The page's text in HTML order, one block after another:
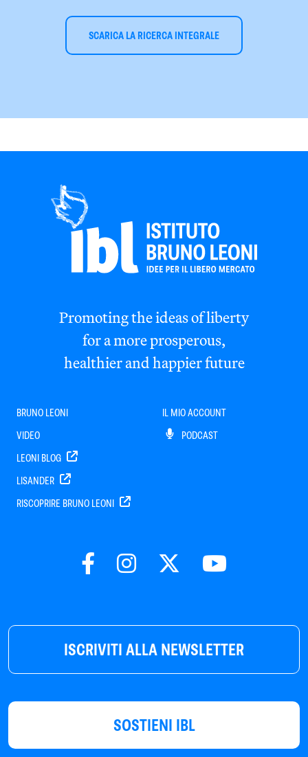
SCARICA LA RICERCA INTEGRALE
ISCRIVITI ALLA NEWSLETTER
SOSTIENI IBL
Promoting the ideas of liberty
for a more prosperous,
healthier and happier future
BRUNO LEONI
VIDEO
LEONI BLOG
LISANDER
RISCOPRIRE BRUNO LEONI
IL MIO ACCOUNT
PODCAST